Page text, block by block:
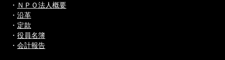
・ ＮＰＯ法人概要
・ 沿革
・ 定款
・ 役員名簿
・ 会計報告